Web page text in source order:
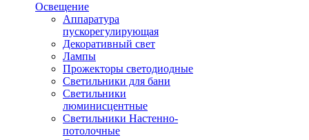
Освещение
Аппаратура
пускорегулирующая
Декоративный свет
Лампы
Прожекторы светодиодные
Светильники для бани
Светильники
люминисцентные
Светильники Настенно-
потолочные